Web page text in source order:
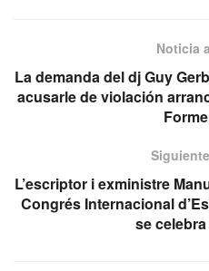
Noticia
La demanda del dj Guy
acusarle de violación
L’escriptor i exministre
Congrés Internacional
se